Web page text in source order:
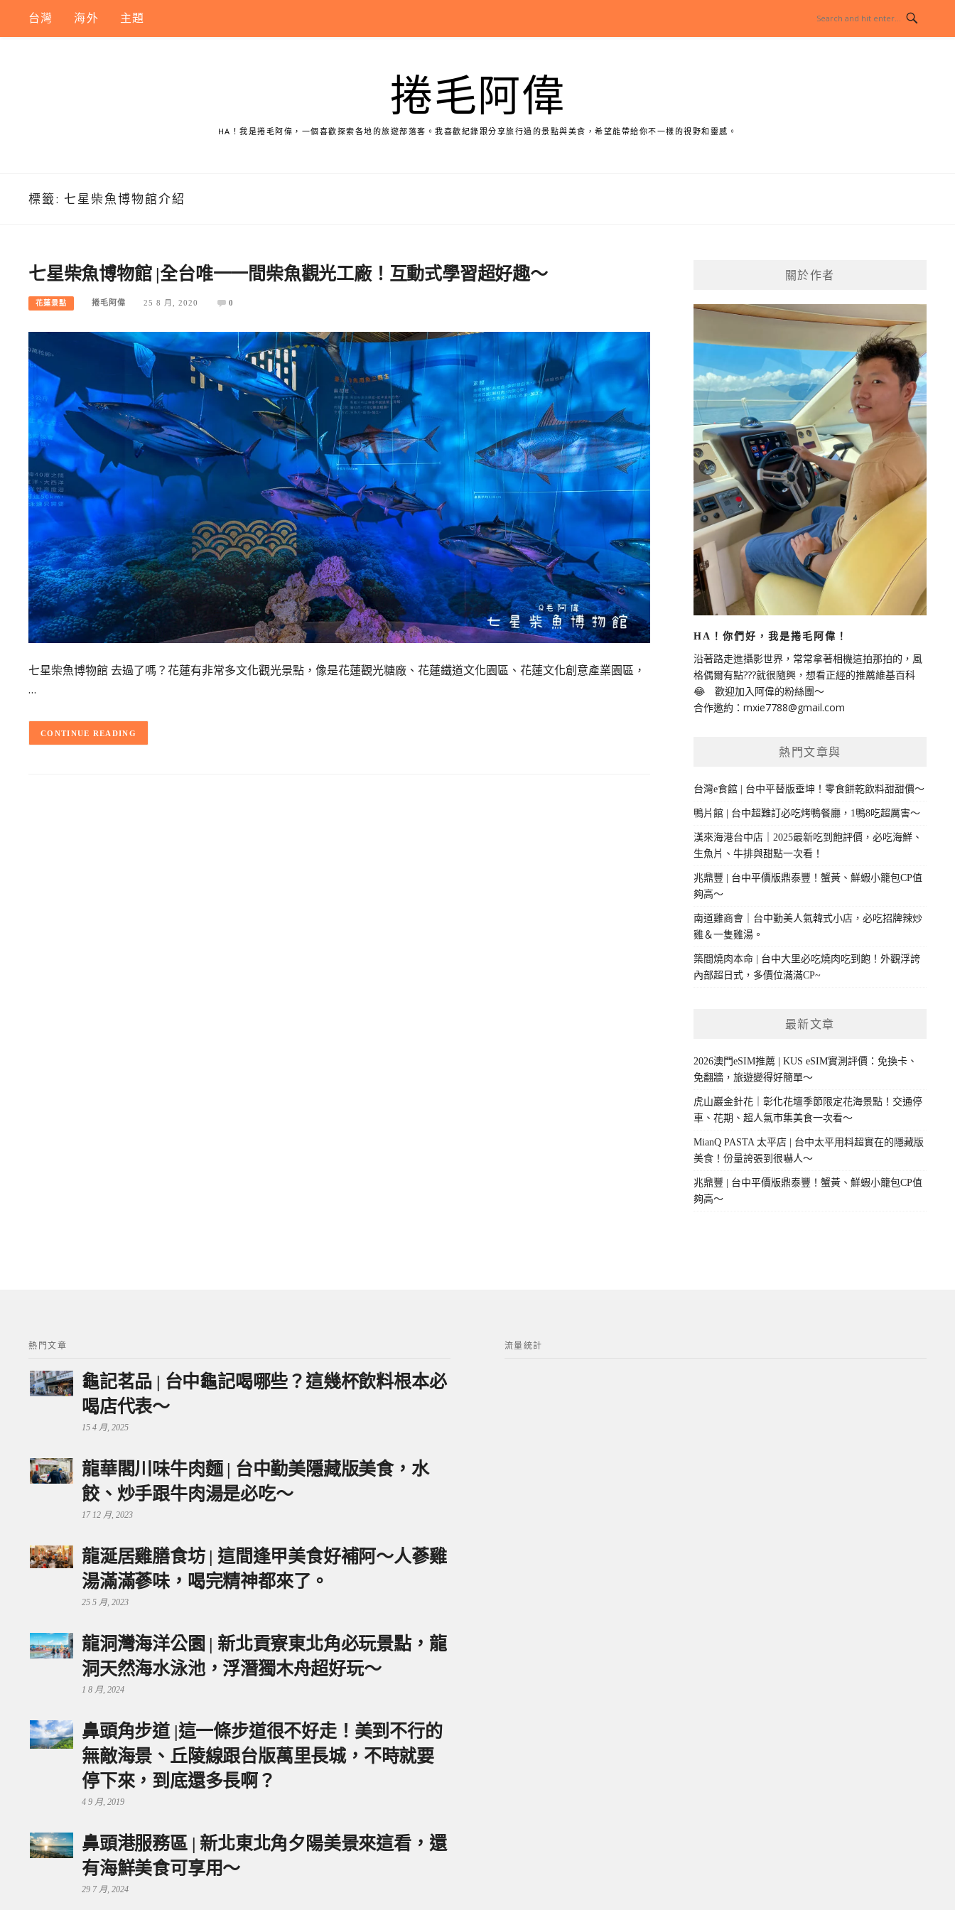
content
台灣 海外 主題
捲毛阿偉
HA！我是捲毛阿偉，一個喜歡探索各地的旅遊部落客。我喜歡紀錄跟分享旅行過的景點與美食，希望能帶給你不一樣的視野和靈感。
標籤: 七星柴魚博物館介紹
七星柴魚博物館 |全台唯一一間柴魚觀光工廠！互動式學習超好趣～
花蓮景點 捲毛阿偉 25 8 月, 2020 0
七星柴魚博物館 去過了嗎？花蓮有非常多文化觀光景點，像是花蓮觀光糖廠、花蓮鐵道文化園區、花蓮文化創意產業園區，
…
CONTINUE READING
關於作者
HA！你們好，我是捲毛阿偉！
沿著路走進攝影世界，常常拿著相機這拍那拍的，風
格偶爾有點???就很隨興，想看正經的推薦維基百科
😂 歡迎加入阿偉的粉絲團～
合作邀約： mxie7788@gmail.com
熱門文章與
台灣e食館 | 台中平替版垂坤！零食餅乾飲料甜甜價～
鴨片館 | 台中超難訂必吃烤鴨餐廳，1鴨8吃超厲害～
漢來海港台中店｜2025最新吃到飽評價，必吃海鮮、
生魚片、牛排與甜點一次看！
兆鼎豐 | 台中平價版鼎泰豐！蟹黃、鮮蝦小籠包CP值
夠高～
南道雞商會｜台中勤美人氣韓式小店，必吃招牌辣炒
雞＆一隻雞湯。
築間燒肉本命 | 台中大里必吃燒肉吃到飽！外觀浮誇
內部超日式，多價位滿滿CP~
最新文章
2026澳門eSIM推薦 | KUS eSIM實測評價：免換卡、
免翻牆，旅遊變得好簡單～
虎山巖金針花｜彰化花壇季節限定花海景點！交通停
車、花期、超人氣市集美食一次看～
MianQ PASTA 太平店 | 台中太平用料超實在的隱藏版
美食！份量誇張到很嚇人～
兆鼎豐 | 台中平價版鼎泰豐！蟹黃、鮮蝦小籠包CP值
夠高～
熱門文章
龜記茗品 | 台中龜記喝哪些？這幾杯飲料根本必
喝店代表～
15 4 月, 2025
龍華閣川味牛肉麵 | 台中勤美隱藏版美食，水
餃、炒手跟牛肉湯是必吃～
17 12 月, 2023
龍涎居雞膳食坊 | 這間逢甲美食好補阿～人蔘雞
湯滿滿蔘味，喝完精神都來了。
25 5 月, 2023
龍洞灣海洋公園 | 新北貢寮東北角必玩景點，龍
洞天然海水泳池，浮潛獨木舟超好玩～
1 8 月, 2024
鼻頭角步道 |這一條步道很不好走！美到不行的
無敵海景、丘陵線跟台版萬里長城，不時就要
停下來，到底還多長啊？
4 9 月, 2019
鼻頭港服務區 | 新北東北角夕陽美景來這看，還
有海鮮美食可享用～
29 7 月, 2024
流量統計